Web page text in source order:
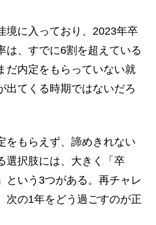
に入っており、2023年卒
は、すでに6割を超えている
だ内定をもらっていない就
出てくる時期ではないだろ
もらえず、諦めきれない
選択肢には、大きく「卒
という3つがある。再チャレ
次の1年をどう過ごすのが正